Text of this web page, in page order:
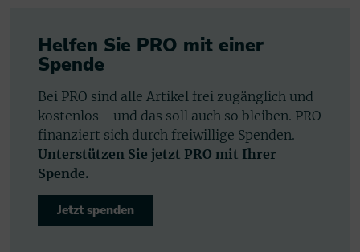
Helfen Sie PRO mit einer
Spende
Bei PRO sind alle Artikel frei zugänglich und
kostenlos - und das soll auch so bleiben. PRO
finanziert sich durch freiwillige Spenden.
Unterstützen Sie jetzt PRO mit Ihrer
Spende.
Jetzt spenden